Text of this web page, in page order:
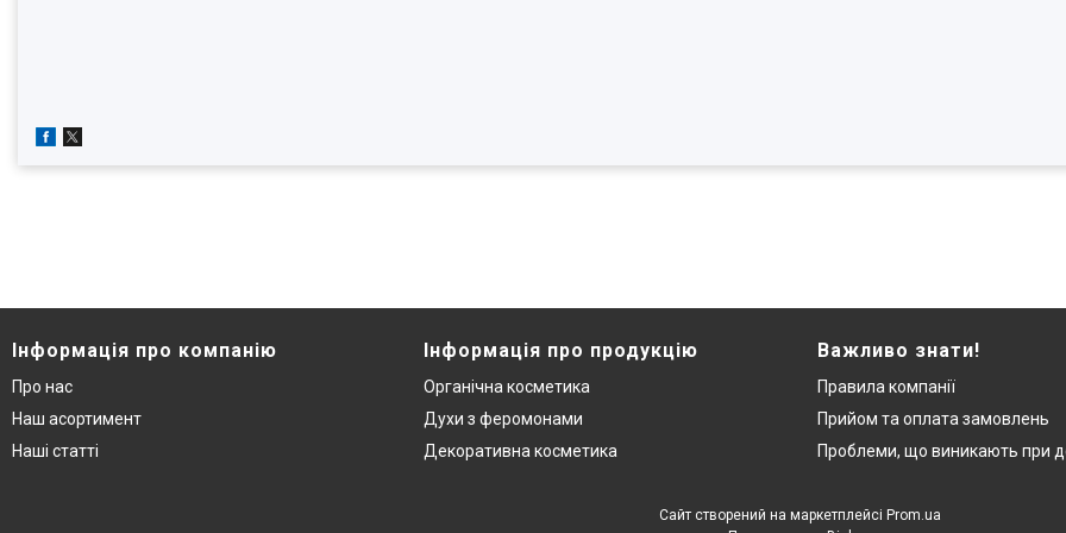
Інформація про компанію
Про нас
Наш асортимент
Наші статті
Інформація про продукцію
Органічна косметика
Духи з феромонами
Декоративна косметика
Важливо знати!
Правила компанії
Прийом та оплата замовлень
Проблеми, що виникають при
Сайт створений на маркетплейсі Prom.ua